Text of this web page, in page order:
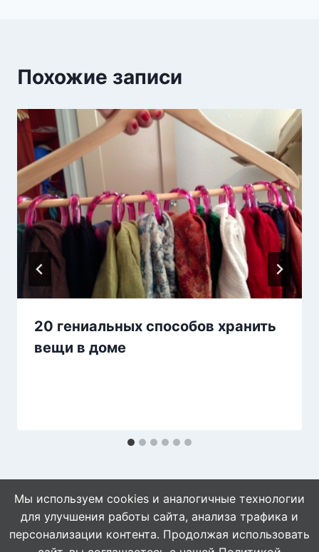
Похожие записи
20 гениальных способов хранить
вещи в доме
Мы используем cookies и аналогичные технологии
для улучшения работы сайта, анализа трафика и
персонализации контента. Продолжая использовать